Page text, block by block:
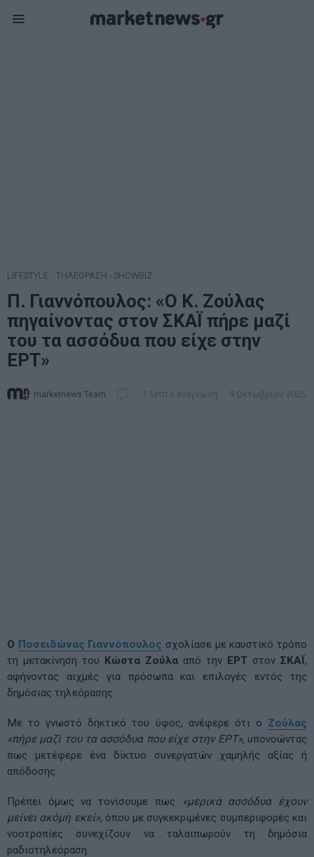
LIFESTYLE ΤΗΛΕΟΡΑΣΗ - SHOWBIZ
Π. Γιαννόπουλος: «Ο Κ. Ζούλας
πηγαίνοντας στον ΣΚΑΪ πήρε μαζί
του τα ασσόδυα που είχε στην
ΕΡΤ»
marketnews Team 1 λεπτό ανάγνωση 9 Οκτωβρίου 2025
Ο Ποσειδώνας Γιαννόπουλος σχολίασε με καυστικό τρόπο
τη μετακίνηση του Κώστα Ζούλα από την ΕΡΤ στον ΣΚΑΪ,
αφήνοντας αιχμές για πρόσωπα και επιλογές εντός της
δημόσιας τηλεόρασης.
Με το γνωστό δηκτικό του ύφος, ανέφερε ότι ο Ζούλας
«πήρε μαζί του τα ασσόδυα που είχε στην ΕΡΤ», υπονοώντας
πως μετέφερε ένα δίκτυο συνεργατών χαμηλής αξίας ή
απόδοσης.
Πρέπει όμως να τονίσουμε πως
«μερικά ασσόδυα έχουν
μείνει ακόμη εκεί»,όπου με συγκεκριμένες συμπεριφορές και
νοοτροπίες συνεχίζουν να ταλαιπωρούν τη δημόσια
ραδιοτηλεόραση.